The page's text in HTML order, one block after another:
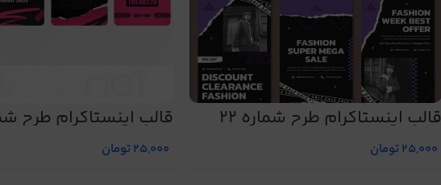
قالب اینستاگرام طرح شماره 22
25,000تومان
قالب اینستاگرام طرح
25,000تومان